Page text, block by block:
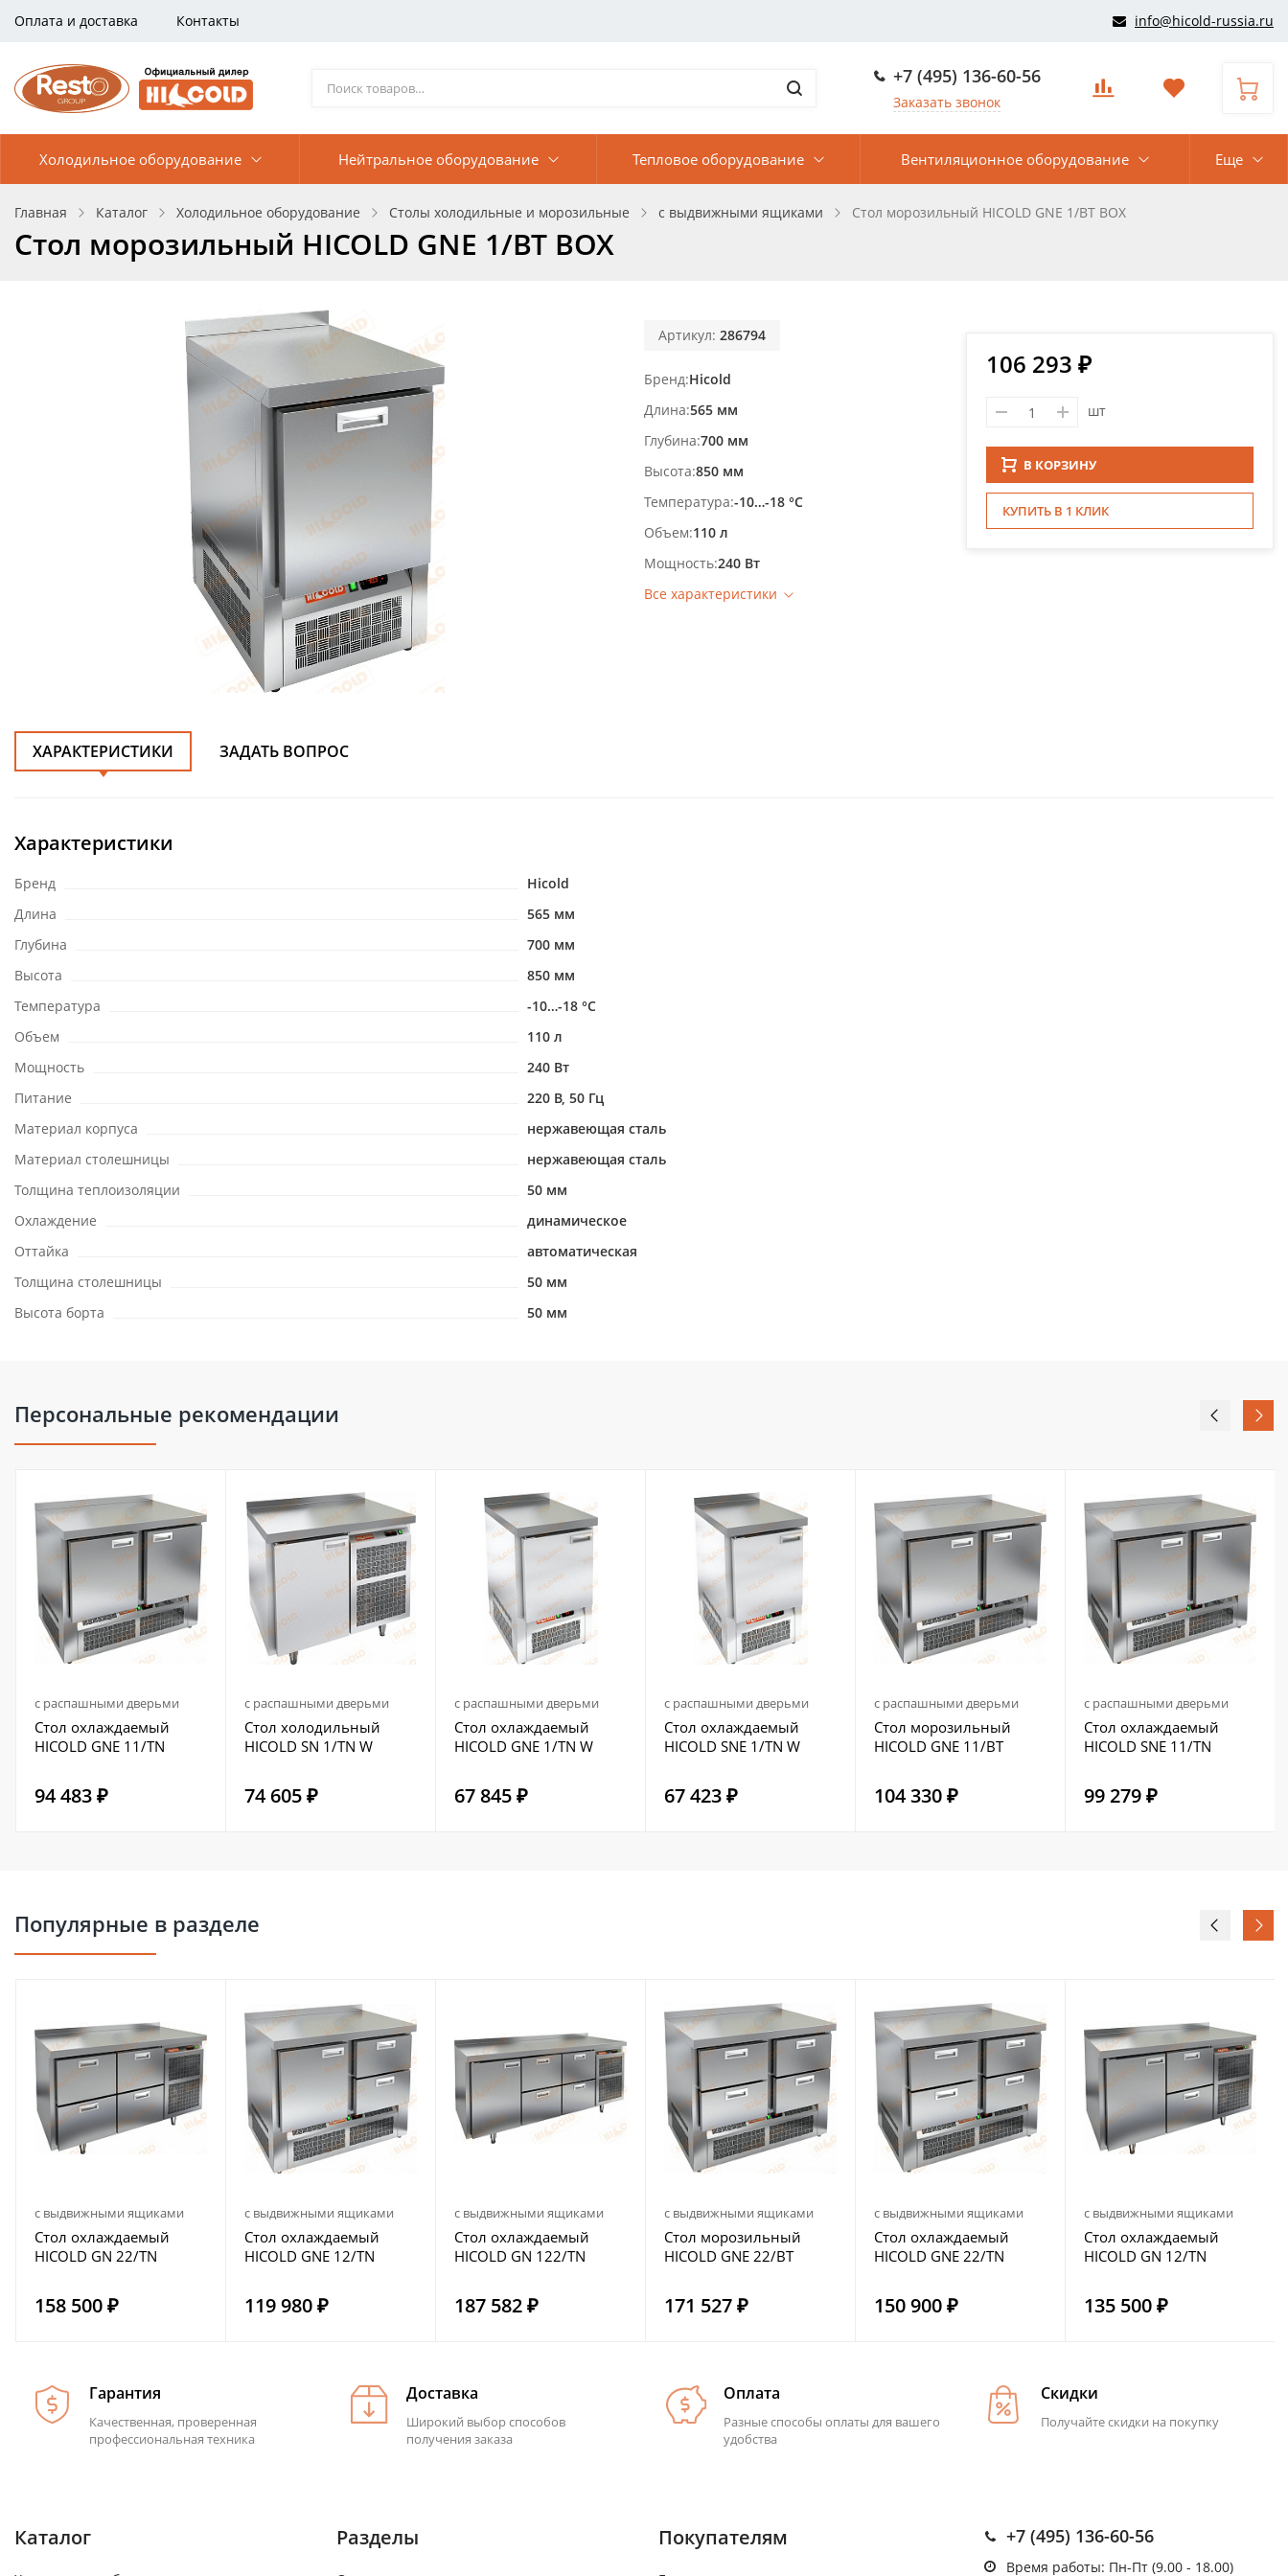
Оплата и доставка Контакты info@hicold-russia.ru
+7 (495) 136-60-56
Заказать звонок
Холодильное оборудование Нейтральное оборудование Тепловое оборудование Вентиляционное оборудование Еще
Главная Каталог Холодильное оборудование Столы холодильные и морозильные с выдвижными ящиками Стол морозильный HICOLD GNE 1/BT BOX
Стол морозильный HICOLD GNE 1/BT BOX
Артикул: 286794
Бренд Hicold
Длина 565 мм
Глубина 700 мм
Высота 850 мм
Температура -10…-18 °С
Объем 110 л
Мощность 240 Вт
Все характеристики
106 293 ₽
шт
В КОРЗИНУ
КУПИТЬ В 1 КЛИК
ХАРАКТЕРИСТИКИ ЗАДАТЬ ВОПРОС
Характеристики
Бренд
Hicold
Длина
565 мм
Глубина
700 мм
Высота
850 мм
Температура
-10…-18 °С
Объем
110 л
Мощность
240 Вт
Питание
220 В, 50 Гц
Материал корпуса
нержавеющая сталь
Материал столешницы
нержавеющая сталь
Толщина теплоизоляции
50 мм
Охлаждение
динамическое
Оттайка
автоматическая
Толщина столешницы
50 мм
Высота борта
50 мм
Персональные рекомендации
с распашными дверьми
Стол охлаждаемый
HICOLD GNE 11/TN
94 483 ₽
с распашными дверьми
Стол холодильный
HICOLD SN 1/TN W
74 605 ₽
с распашными дверьми
Стол охлаждаемый
HICOLD GNE 1/TN W
67 845 ₽
с распашными дверьми
Стол охлаждаемый
HICOLD SNE 1/TN W
67 423 ₽
с распашными дверьми
Стол морозильный
HICOLD GNE 11/BT
104 330 ₽
с распашными дверьми
Стол охлаждаемый
HICOLD SNE 11/TN
99 279 ₽
Популярные в разделе
с выдвижными ящиками
Стол охлаждаемый
HICOLD GN 22/TN
158 500 ₽
с выдвижными ящиками
Стол охлаждаемый
HICOLD GNE 12/TN
119 980 ₽
с выдвижными ящиками
Стол охлаждаемый
HICOLD GN 122/TN
187 582 ₽
с выдвижными ящиками
Стол морозильный
HICOLD GNE 22/BT
171 527 ₽
с выдвижными ящиками
Стол охлаждаемый
HICOLD GNE 22/TN
150 900 ₽
с выдвижными ящиками
Стол охлаждаемый
HICOLD GN 12/TN
135 500 ₽
Гарантия
Качественная, проверенная
профессиональная техника
Доставка
Широкий выбор способов
получения заказа
Оплата
Разные способы оплаты для вашего
удобства
Скидки
Получайте скидки на покупку
Каталог Разделы Покупателям +7 (495) 136-60-56
Время работы: Пн-Пт (9.00 - 18.00)